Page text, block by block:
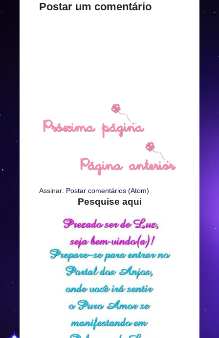
Postar um comentário
Assinar: Postar comentários (Atom)
Pesquise aqui